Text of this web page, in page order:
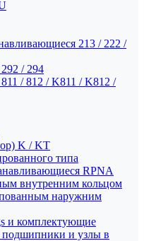
213 / 222 /
/ 294
/ 812 / K811 / K812 /
K / KT
типа
RPNA
внутренним кольцом
наружним
и комплектующие
подшипники и узлы в